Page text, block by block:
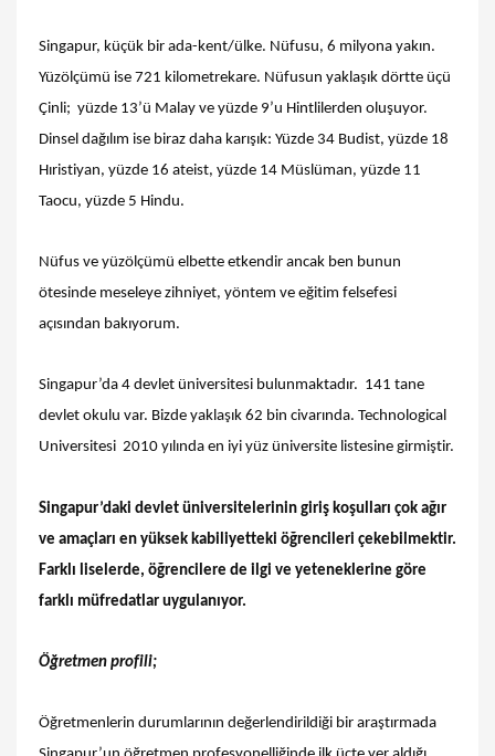
Singapur, küçük bir ada-kent/ülke. Nüfusu, 6 milyona yakın.
Yüzölçümü ise 721 kilometrekare. Nüfusun yaklaşık dörtte üçü
Çinli; yüzde 13’ü Malay ve yüzde 9’u Hintlilerden oluşuyor.
Dinsel dağılım ise biraz daha karışık: Yüzde 34 Budist, yüzde 18
Hıristiyan, yüzde 16 ateist, yüzde 14 Müslüman, yüzde 11
Taocu, yüzde 5 Hindu.
Nüfus ve yüzölçümü elbette etkendir ancak ben bunun
ötesinde meseleye zihniyet, yöntem ve eğitim felsefesi
açısından bakıyorum.
Singapur’da 4 devlet üniversitesi bulunmaktadır. 141 tane
devlet okulu var. Bizde yaklaşık 62 bin civarında. Technological
Universitesi 2010 yılında en iyi yüz üniversite listesine girmiştir.
Singapur’daki devlet üniversitelerinin giriş koşulları çok ağır
ve amaçları en yüksek kabiliyetteki öğrencileri çekebilmektir.
Farklı liselerde, öğrencilere de ilgi ve yeteneklerine göre
farklı müfredatlar uygulanıyor.
Öğretmen profili;
Öğretmenlerin durumlarının değerlendirildiği bir araştırmada